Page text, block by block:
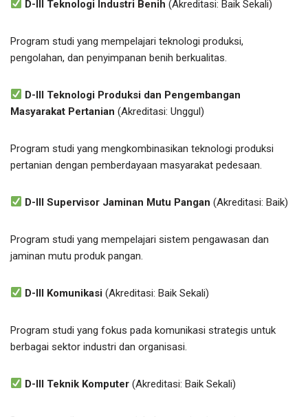
D-III Teknologi Industri Benih (Akreditasi: Baik Sekali)
Program studi yang mempelajari teknologi produksi,
pengolahan, dan penyimpanan benih berkualitas.
D-III Teknologi Produksi dan Pengembangan
Masyarakat Pertanian (Akreditasi: Unggul)
Program studi yang mengkombinasikan teknologi produksi
pertanian dengan pemberdayaan masyarakat pedesaan.
D-III Supervisor Jaminan Mutu Pangan (Akreditasi: Baik)
Program studi yang mempelajari sistem pengawasan dan
jaminan mutu produk pangan.
D-III Komunikasi (Akreditasi: Baik Sekali)
Program studi yang fokus pada komunikasi strategis untuk
berbagai sektor industri dan organisasi.
D-III Teknik Komputer (Akreditasi: Baik Sekali)